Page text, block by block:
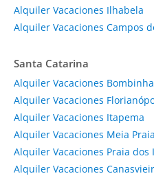
Alquiler Vacaciones Ilhabela
Alquiler Vacaciones Campos
Santa Catarina
Alquiler Vacaciones
Alquiler Vacaciones
Alquiler Vacaciones Itapema
Alquiler Vacaciones Meia Praia
Alquiler Vacaciones Praia dos
Alquiler Vacaciones